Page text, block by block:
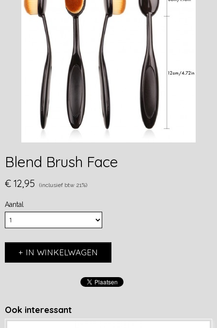
Blend Brush Face
€ 12,95 (inclusief btw 21%)
Aantal
IN WINKELWAGEN
Ook interessant